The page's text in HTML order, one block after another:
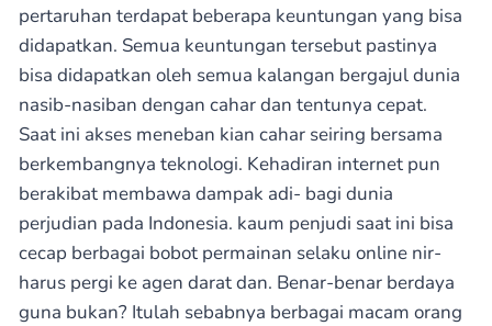
pertaruhan terdapat beberapa keuntungan yang bisa
didapatkan. Semua keuntungan tersebut pastinya
bisa didapatkan oleh semua kalangan bergajul dunia
nasib-nasiban dengan cahar dan tentunya cepat.
Saat ini akses meneban kian cahar seiring bersama
berkembangnya teknologi. Kehadiran internet pun
berakibat membawa dampak adi- bagi dunia
perjudian pada Indonesia. kaum penjudi saat ini bisa
cecap berbagai bobot permainan selaku online nir-
harus pergi ke agen darat dan. Benar-benar berdaya
guna bukan? Itulah sebabnya berbagai macam orang